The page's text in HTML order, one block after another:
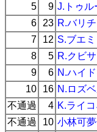
5
9 J.トゥル
6
23 R.バリ
7
12 S.ブエミ
8
5 R.クビサ
9
6 N.ハイ
10
16 N.ロズ
不通過
4 K.ライ
不通過
10 小林可